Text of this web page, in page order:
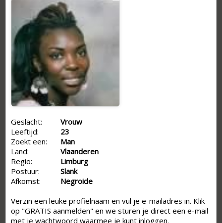
Geslacht:
Vrouw
Leeftijd:
23
Zoekt een:
Man
Land:
Vlaanderen
Regio:
Limburg
Postuur:
Slank
Afkomst:
Negroide
Verzin een leuke profielnaam en vul je e-mailadres in. Klik
op "GRATIS aanmelden" en we sturen je direct een e-mail
met je wachtwoord waarmee je kunt inloggen.